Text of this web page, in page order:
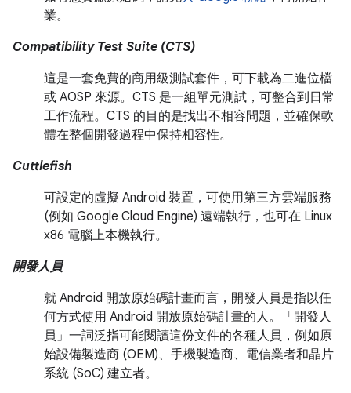
業。
Compatibility Test Suite (CTS)
這是一套免費的商用級測試套件，可下載為二進位檔
或 AOSP 來源。CTS 是一組單元測試，可整合到日常
工作流程。CTS 的目的是找出不相容問題，並確保軟
體在整個開發過程中保持相容性。
Cuttlefish
可設定的虛擬 Android 裝置，可使用第三方雲端服務
(例如 Google Cloud Engine) 遠端執行，也可在 Linux
x86 電腦上本機執行。
開發人員
就 Android 開放原始碼計畫而言，開發人員是指以任
何方式使用 Android 開放原始碼計畫的人。「開發人
員」一詞泛指可能閱讀這份文件的各種人員，例如原
始設備製造商 (OEM)、手機製造商、電信業者和晶片
系統 (SoC) 建立者。